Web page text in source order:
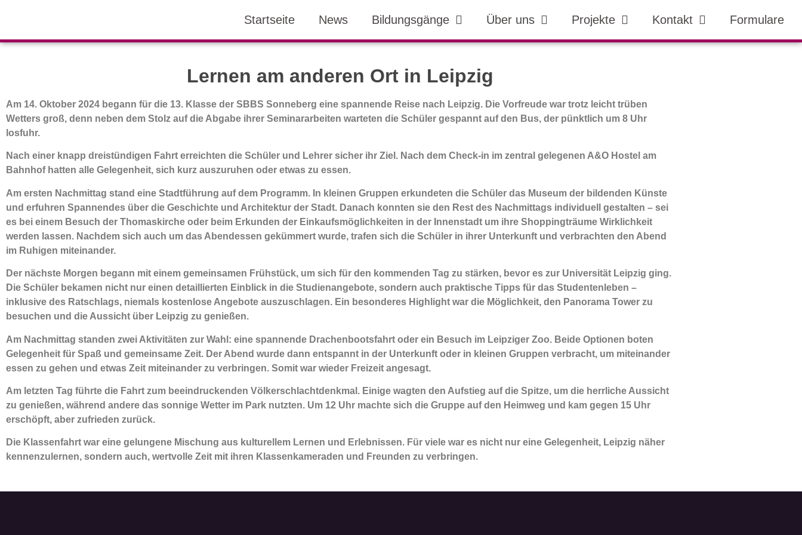
Startseite News Bildungsgänge Über uns Projekte Kontakt Formulare
Lernen am anderen Ort in Leipzig
Am 14. Oktober 2024 begann für die 13. Klasse der SBBS Sonneberg eine spannende Reise nach Leipzig. Die Vorfreude war trotz leicht trüben
Wetters groß, denn neben dem Stolz auf die Abgabe ihrer Seminararbeiten warteten die Schüler gespannt auf den Bus, der pünktlich um 8 Uhr
losfuhr.
Nach einer knapp dreistündigen Fahrt erreichten die Schüler und Lehrer sicher ihr Ziel. Nach dem Check-in im zentral gelegenen A&O Hostel am
Bahnhof hatten alle Gelegenheit, sich kurz auszuruhen oder etwas zu essen.
Am ersten Nachmittag stand eine Stadtführung auf dem Programm. In kleinen Gruppen erkundeten die Schüler das Museum der bildenden Künste
und erfuhren Spannendes über die Geschichte und Architektur der Stadt. Danach konnten sie den Rest des Nachmittags individuell gestalten – sei
es bei einem Besuch der Thomaskirche oder beim Erkunden der Einkaufsmöglichkeiten in der Innenstadt um ihre Shoppingträume Wirklichkeit
werden lassen. Nachdem sich auch um das Abendessen gekümmert wurde, trafen sich die Schüler in ihrer Unterkunft und verbrachten den Abend
im Ruhigen miteinander.
Der nächste Morgen begann mit einem gemeinsamen Frühstück, um sich für den kommenden Tag zu stärken, bevor es zur Universität Leipzig ging.
Die Schüler bekamen nicht nur einen detaillierten Einblick in die Studienangebote, sondern auch praktische Tipps für das Studentenleben –
inklusive des Ratschlags, niemals kostenlose Angebote auszuschlagen. Ein besonderes Highlight war die Möglichkeit, den Panorama Tower zu
besuchen und die Aussicht über Leipzig zu genießen.
Am Nachmittag standen zwei Aktivitäten zur Wahl: eine spannende Drachenbootsfahrt oder ein Besuch im Leipziger Zoo. Beide Optionen boten
Gelegenheit für Spaß und gemeinsame Zeit. Der Abend wurde dann entspannt in der Unterkunft oder in kleinen Gruppen verbracht, um miteinander
essen zu gehen und etwas Zeit miteinander zu verbringen. Somit war wieder Freizeit angesagt.
Am letzten Tag führte die Fahrt zum beeindruckenden Völkerschlachtdenkmal. Einige wagten den Aufstieg auf die Spitze, um die herrliche Aussicht
zu genießen, während andere das sonnige Wetter im Park nutzten. Um 12 Uhr machte sich die Gruppe auf den Heimweg und kam gegen 15 Uhr
erschöpft, aber zufrieden zurück.
Die Klassenfahrt war eine gelungene Mischung aus kulturellem Lernen und Erlebnissen. Für viele war es nicht nur eine Gelegenheit, Leipzig näher
kennenzulernen, sondern auch, wertvolle Zeit mit ihren Klassenkameraden und Freunden zu verbringen.